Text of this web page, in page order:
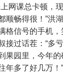
网课总卡顿，
顺畅得很！”洪
格信号的手机
接过话茬：“多
果园里，今年
年多了好几万！